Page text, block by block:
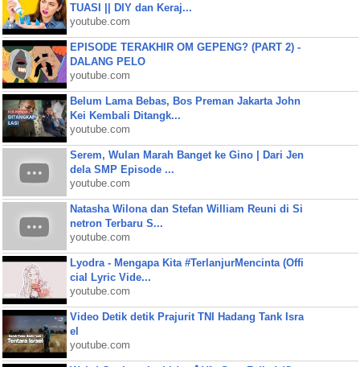
TUASI || DIY dan Keraj...
youtube.com
EPISODE TERAKHIR OM GEPENG? (PART 2) -
DALANG PELO
youtube.com
Belum Lama Bebas, Bos Preman Jakarta John
Kei Kembali Ditangk...
youtube.com
Serem, Wulan Marah Banget ke Gino | Dari Jen
dela SMP Episode ...
youtube.com
Natasha Wilona dan Stefan William Reuni di Si
netron Terbaru S...
youtube.com
Lyodra - Mengapa Kita #TerlanjurMencinta (Offi
cial Lyric Vide...
youtube.com
Video Detik detik Prajurit TNI Hadang Tank Isra
el
youtube.com